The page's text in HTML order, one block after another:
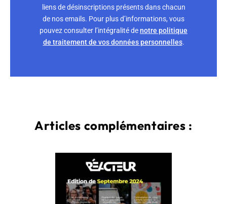
liens de désinscriptions présents dans chacun
de nos emails. Pour plus d’informations, vous
pouvez consulter l’intégralité denotre politique
de traitement de vos données personnelles.
Articles complémentaires :